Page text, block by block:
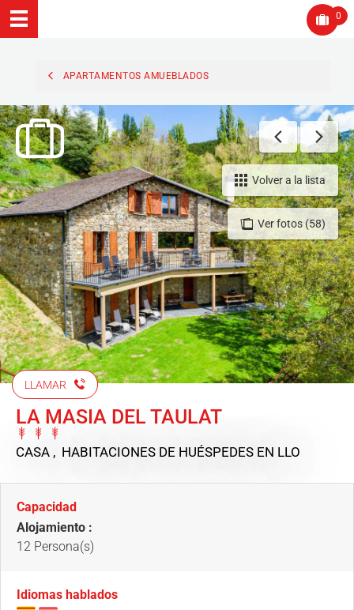
0
APARTAMENTOS AMUEBLADOS
Ver fotos (58)
Volver a la lista
LLAMAR
LA MASIA DEL TAULAT
CASA , HABITACIONES DE HUÉSPEDES EN LLO
Capacidad
Alojamiento :
12 Persona(s)
Idiomas hablados